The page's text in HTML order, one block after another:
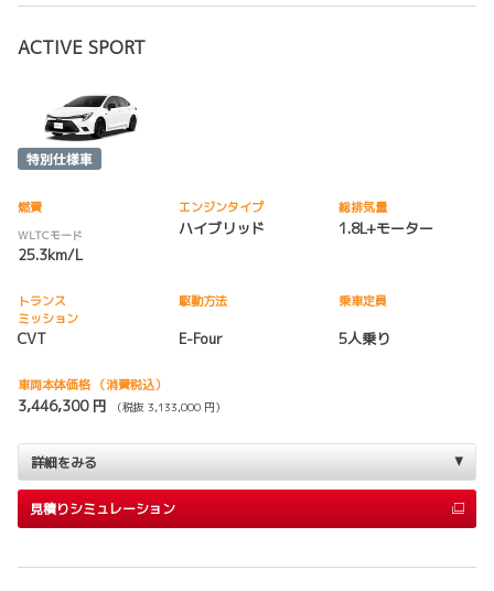
ACTIVE SPORT
燃費
WLTCモード
25.3km/L
エンジンタイプ
ハイブリッド
総排気量
1.8L+モーター
トランス
ミッション
CVT
駆動方法
E-Four
乗車定員
5人乗り
車両本体価格 （消費税込）
3,446,300 円 （税抜 3,133,000 円）
詳細をみる
見積りシミュレーション